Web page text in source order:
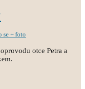
se + foto
otce Petra a